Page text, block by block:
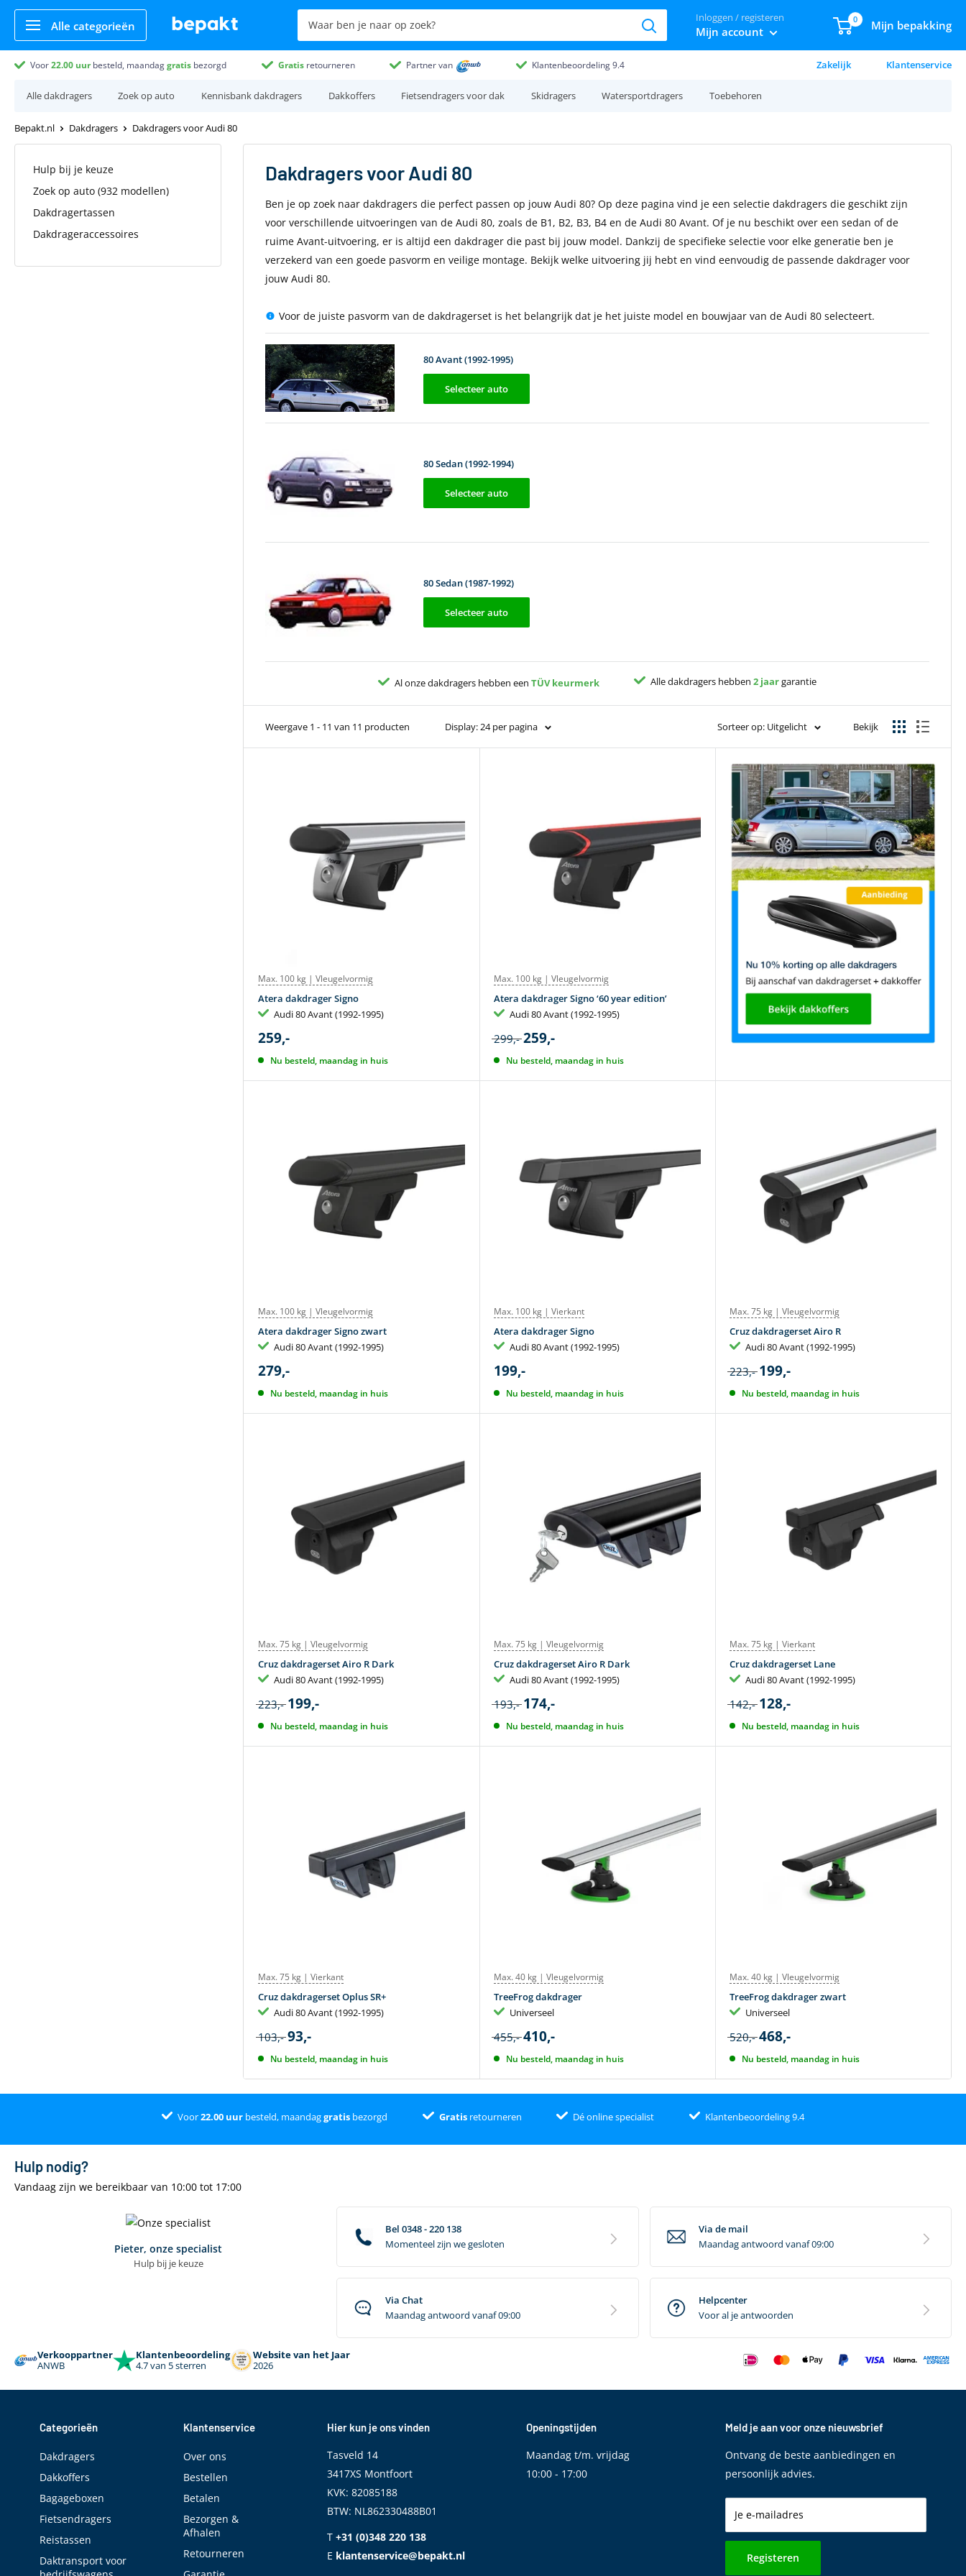
Alle categorieën
Inloggen / registeren
Mijn account
0 Mijn bepakking
Voor22.00 uurbesteld, maandaggratis bezorgd Gratisretourneren Partner van Klantenbeoordeling 9.4 Zakelijk Klantenservice
Alle dakdragers Zoek op auto Kennisbank dakdragers Dakkoffers Fietsendragers voor dak Skidragers Watersportdragers Toebehoren
Bepakt.nl Dakdragers Dakdragers voor Audi 80
Hulp bij je keuze
Zoek op auto (932 modellen)
Dakdragertassen
Dakdrageraccessoires
DakdragersvoorAudi 80
Ben je op zoek naar dakdragers die perfect passen op jouw Audi 80? Op deze pagina vind je een selectie dakdragers die geschikt zijn
voor verschillende uitvoeringen van de Audi 80, zoals de B1, B2, B3, B4 en de Audi 80 Avant. Of je nu beschikt over een sedan of de
ruime Avant-uitvoering, er is altijd een dakdrager die past bij jouw model. Dankzij de specifieke selectie voor elke generatie ben je
verzekerd van een goede pasvorm en veilige montage. Bekijk welke uitvoering jij hebt en vind eenvoudig de passende dakdrager voor
jouw Audi 80.
Voor de juiste pasvorm van de dakdragerset is het belangrijk dat je het juiste model en bouwjaar van de Audi 80 selecteert.
80 Avant (1992-1995)
Selecteer auto
80 Sedan (1992-1994)
Selecteer auto
80 Sedan (1987-1992)
Selecteer auto
Al onze dakdragers hebben een TÜV keurmerk Alle dakdragers hebben 2 jaargarantie
Weergave 1 - 11 van 11 producten Display: 24 per pagina Sorteer op: Uitgelicht Bekijk
Max. 100 kg | Vleugelvormig
Atera dakdrager Signo
Audi 80 Avant (1992-1995)
259,-
Nu besteld, maandag in huis
Max. 100 kg | Vleugelvormig
Atera dakdrager Signo ‘60 year edition’
Audi 80 Avant (1992-1995)
299,- 259,-
Nu besteld, maandag in huis
Max. 100 kg | Vleugelvormig
Atera dakdrager Signo zwart
Audi 80 Avant (1992-1995)
279,-
Nu besteld, maandag in huis
Max. 100 kg | Vierkant
Atera dakdrager Signo
Audi 80 Avant (1992-1995)
199,-
Nu besteld, maandag in huis
Max. 75 kg | Vleugelvormig
Cruz dakdragerset Airo R
Audi 80 Avant (1992-1995)
223,- 199,-
Nu besteld, maandag in huis
Max. 75 kg | Vleugelvormig
Cruz dakdragerset Airo R Dark
Audi 80 Avant (1992-1995)
223,- 199,-
Nu besteld, maandag in huis
Max. 75 kg | Vleugelvormig
Cruz dakdragerset Airo R Dark
Audi 80 Avant (1992-1995)
193,- 174,-
Nu besteld, maandag in huis
Max. 75 kg | Vierkant
Cruz dakdragerset Lane
Audi 80 Avant (1992-1995)
142,- 128,-
Nu besteld, maandag in huis
Max. 75 kg | Vierkant
Cruz dakdragerset Oplus SR+
Audi 80 Avant (1992-1995)
103,- 93,-
Nu besteld, maandag in huis
Max. 40 kg | Vleugelvormig
TreeFrog dakdrager
Universeel
455,- 410,-
Nu besteld, maandag in huis
Max. 40 kg | Vleugelvormig
TreeFrog dakdrager zwart
Universeel
520,- 468,-
Nu besteld, maandag in huis
Voor22.00 uur besteld, maandaggratis bezorgd Gratisretourneren Dé online specialist Klantenbeoordeling 9.4
Hulp nodig?
Vandaag zijn we bereikbaar van 10:00 tot 17:00
Pieter, onze specialist
Hulp bij je keuze
Bel 0348 - 220 138
Momenteel zijn we gesloten
Via de mail
Maandag antwoord vanaf 09:00
Via Chat
Maandag antwoord vanaf 09:00
Helpcenter
Voor al je antwoorden
Verkooppartner
ANWB
Klantenbeoordeling
4.7 van 5 sterren
Website van het Jaar
2026
Categorieën
Dakdragers
Dakkoffers
Bagageboxen
Fietsendragers
Reistassen
Daktransport voor
Klantenservice
Over ons
Bestellen
Betalen
Bezorgen &
Afhalen
Retourneren
Hier kun je ons vinden
Tasveld 14
3417XS Montfoort
KVK: 82085188
BTW: NL862330488B01
T +31 (0)348 220 138
E klantenservice@bepakt.nl
Openingstijden
Maandag t/m. vrijdag
10:00 - 17:00
Meld je aan voor onze nieuwsbrief
Ontvang de beste aanbiedingen en
persoonlijk advies.
Je e-mailadres
Registeren